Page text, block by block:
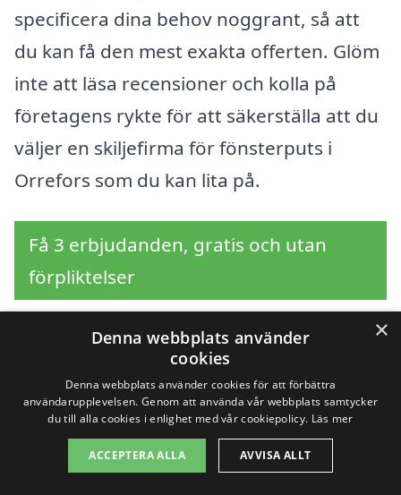
specificera dina behov noggrant, så att
du kan få den mest exakta offerten. Glöm
inte att läsa recensioner och kolla på
företagens rykte för att säkerställa att du
väljer en skiljefirma för fönsterputs i
Orrefors som du kan lita på.
Få 3 erbjudanden, gratis och utan
förpliktelser
Sök efter en
professionell för
fönsterputs i andra
×
Denna webbplats använder
cookies
Denna webbplats använder cookies för att förbättra
användarupplevelsen. Genom att använda vår webbplats samtycker
du till alla cookies i enlighet med vår cookiepolicy. Läs mer
ACCEPTERA ALLA AVVISA ALLT